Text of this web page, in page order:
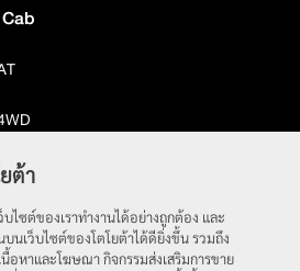
หน้าหลัก
ต้า
ไซต์ของเราทำงานได้อย่างถูกต้อง และ
นเว็บไซต์ของโตโยต้าได้ดียิ่งขึ้น รวมถึง
อหาและโฆษณา กิจกรรมส่งเสริมการขาย